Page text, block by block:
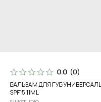
0.0 (0)
БАЛЬЗАМ ДЛЯ ГУБ
SPF15.11ML